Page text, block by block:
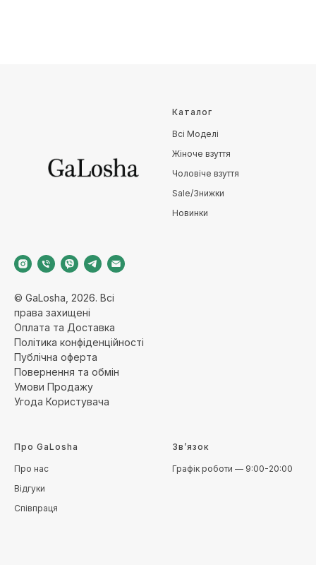
© GaLosha, 2026. Всі
права захищені
Оплата та Доставка
Політика конфіденційності
Публічна оферта
Повернення та обмін
Умови Продажу
Угода Користувача
Каталог
Всі Моделі
Жіноче взуття
Чоловіче взуття
Sale/Знижки
Новинки
Про GaLosha
Про нас
Відгуки
Співпраця
Зв’язок
Графік роботи — 9:00-20:00